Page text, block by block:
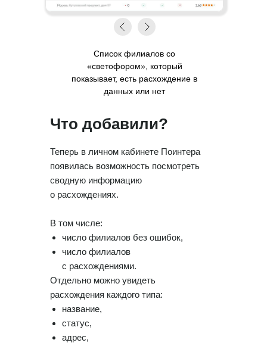
Список филиалов со
«светофором», который
показывает, есть расхождение в
данных или нет
Что добавили?
Теперь в личном кабинете Поинтера
появилась возможность посмотреть
сводную информацию
о расхождениях.
В том числе:
число филиалов без ошибок,
число филиалов
с расхождениями.
Отдельно можно увидеть
расхождения каждого типа:
название,
статус,
адрес,